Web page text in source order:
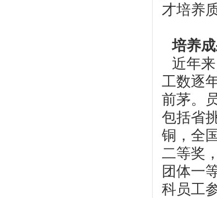
才培养
培养
近年
工数逐
前茅。
包括省
铜，全
二等奖
团体一
科员工